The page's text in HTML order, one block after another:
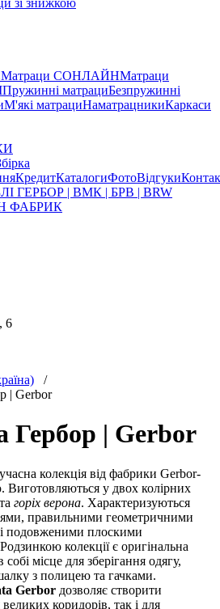
зі знижкою
Матраци СОНЛАЙНМатраци
Пружинні матрациБезпружинні
М'які матрациНаматрацникиКаркаси
КредитКаталогиФотоВідгуки
ГЕРБОР | ВМК | БРВ | BRW
ФАБРИК
6
/
| Gerbor
Гербор | Gerbor
колекція від фабрики Gerbor-
Виготовляються у двох колірних
та горіх верона. Характеризуються
правильними геометричними
подовженими плоскими
колекції є оригінальна
місце для зберігання одягу,
з полицею та гачками.
Gerbor дозволяє створити
коридорів, так і для